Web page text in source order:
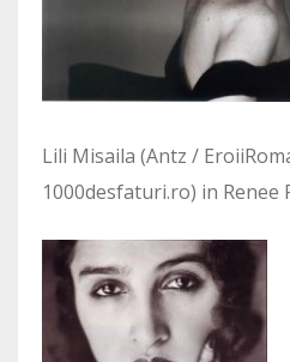
Lili Misaila (Antz /
1000desfaturi.ro) in Renee